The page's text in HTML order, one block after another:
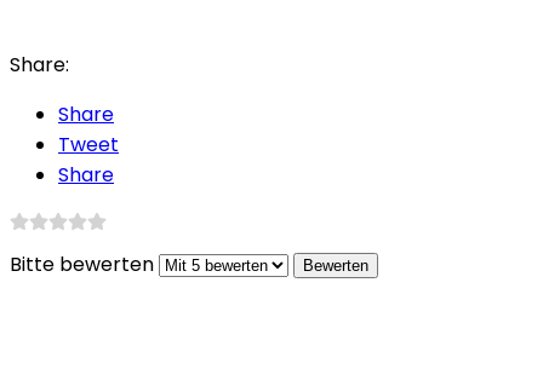
Share:
Share
Tweet
Share
Bitte bewerten